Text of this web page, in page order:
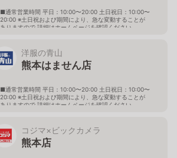
■通常営業時間 平日：10:00〜20:00 土日祝日：10:00〜
20:00 ※土日祝および期間により、急な変動することが
ありますので 詳細はホームページを確認ください
洋服の青山
熊本はません店
■通常営業時間 平日：10:00〜20:00 土日祝日：10:00〜
20:00 ※土日祝および期間により、急な変動することが
ありますので 詳細はホームページを確認ください
コジマ×ビックカメラ
熊本店